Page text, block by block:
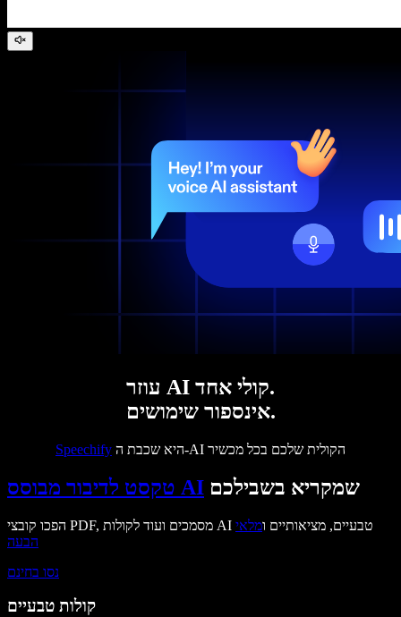
עוזר AI קולי אחד.
אינספור שימושים.
Speechify היא שכבת ה-AI הקולית שלכם בכל מכשיר
טקסט לדיבור מבוסס AI שמקריא בשבילכם
הפכו קובצי PDF, מסמכים ועוד לקולות AI טבעיים, מציאותיים ומלאי
הבעה
נסו בחינם
קולות טבעיים